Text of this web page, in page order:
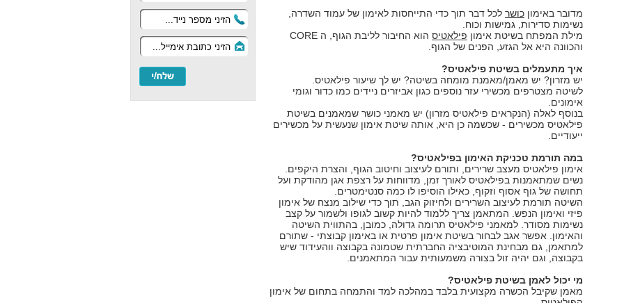
מדובר באימון כושר לכל דבר תוך כדי התייחסות לאימון של עמוד השדרה,
נשימות סדירות, גמישות וכוח.
מילת המפתח בשיטת אימון פילאטיס
הוא החיבור לליבת הגוף, ה CORE
והכוונה היא אל הגזע, הפנים של הגוף.
איך מתעמלים בשיטת פילאטיס?
יש מזרון? יש מאמן/מאמנת מומחה בשיטה? יש לך שיעור פילאטיס.
לשיטה מצטרפים מכשירי עזר נוספים כגון אביזרים ניידים כמו כדור וגומי
אימונים.
בנוסף לאלה (הנקראים פילאטיס מזרון) יש מאמני כושר שמאמנים בשיטת
פילאטיס מכשירים - שכשמה כן היא, אותה שיטת אימון שנעשית על מכשירים
ייעודיים.
במה תורמת טכניקת האימון בפילאטיס?
אימון פילאטיס מעצב שרירים, ותורם לעיצוב וחיטוב הגוף, והצרת היקפים.
נשים שמתאמנות בפילאטיס לאורך זמן, מדווחות על רצפת אגן מהודקת ועל
תחושה של גוף אסוף וזקוף, כאילו הוסיפו לו כמה סנטימטרים.
השיטה תורמת לעיצוב השרירים ולחיזוק הגב, תוך כדי שילוב מנצח של אימון
פיזי ואימון הנפש. המתאמן צריך ללמוד להיות קשוב לגופו ולשמור על קצב
נשימות מסודר. למאמני פילאטיס תרומה גדולה, כמובן, בהתווית השיטה
והאימון. אפשר אגב לבחור בשיטת אימון פרטית או באימון קבוצתי - שתורם
למתאמן, גם מבחינת המוטיבציה החברתית שטמונה בקבוצה ווהעידוד שיש
בקבוצה, וגם יהיה זול בצורה משמעותית עבור המתאמנים.
מי יכול לאמן בשיטת פילאטיס?
מאמן שקיבל הכשרה מקצועית בלבד במהלכה למד והתמחה בתחום של אימון